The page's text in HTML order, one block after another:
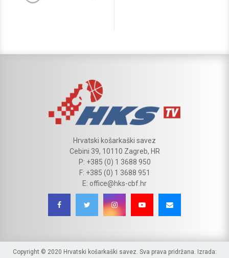
Hrvatski košarkaški savez
Cebini 39, 10110 Zagreb, HR
P: +385 (0) 1 3688 950
F: +385 (0) 1 3688 951
E: office@hks-cbf.hr
Copyright © 2020 Hrvatski košarkaški savez. Sva prava pridržana. Izrada: